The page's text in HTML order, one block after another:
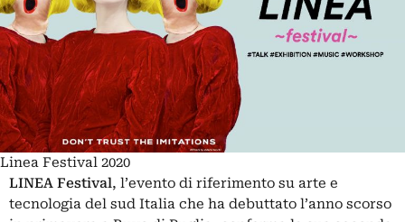
Linea Festival 2020
LINEA Festival, l’evento di riferimento su arte e
tecnologia del sud Italia che ha debuttato l’anno scorso